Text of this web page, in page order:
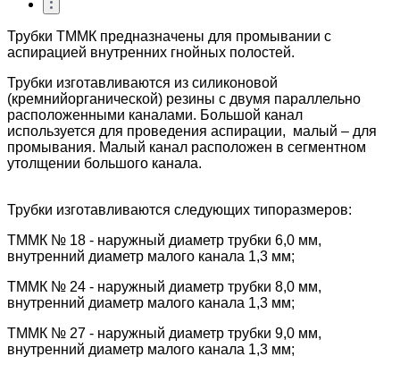
Трубки ТММК предназначены для промывании с
аспирацией внутренних гнойных полостей.
Трубки изготавливаются из силиконовой
(кремнийорганической) резины с двумя параллельно
расположенными каналами. Большой канал
используется для проведения аспирации, малый – для
промывания. Малый канал расположен в сегментном
утолщении большого канала.
Трубки изготавливаются следующих типоразмеров:
ТММК № 18 - наружный диаметр трубки 6,0 мм,
внутренний диаметр малого канала 1,3 мм;
ТММК № 24 - наружный диаметр трубки 8,0 мм,
внутренний диаметр малого канала 1,3 мм;
ТММК № 27 - наружный диаметр трубки 9,0 мм,
внутренний диаметр малого канала 1,3 мм;